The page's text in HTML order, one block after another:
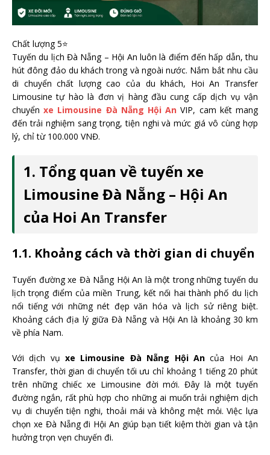
Chất lượng 5⭐
Tuyến du lịch Đà Nẵng – Hội An luôn là điểm đến hấp dẫn, thu
hút đông đảo du khách trong và ngoài nước. Nắm bắt nhu cầu
di chuyển chất lượng cao của du khách, Hoi An Transfer
Limousine tự hào là đơn vị hàng đầu cung cấp dịch vụ vận
chuyểnxe Limousine Đà Nẵng Hội An VIP, cam kết mang
đến trải nghiệm sang trọng, tiện nghi và mức giá vô cùng hợp
lý, chỉ từ 100.000 VNĐ.
1. Tổng quan về tuyến xe
Limousine Đà Nẵng – Hội An
của Hoi An Transfer
1.1. Khoảng cách và thời gian di chuyển
Tuyến đường xe Đà Nẵng Hội An là một trong những tuyến du
lịch trọng điểm của miền Trung, kết nối hai thành phố du lịch
nổi tiếng với những nét đẹp văn hóa và lịch sử riêng biệt.
Khoảng cách địa lý giữa Đà Nẵng và Hội An là khoảng 30 km
về phía Nam.
Với dịch vụxe Limousine Đà Nẵng Hội Ancủa Hoi An
Transfer, thời gian di chuyển tối ưu chỉ khoảng 1 tiếng 20 phút
trên những chiếc xe Limousine đời mới. Đây là một tuyến
đường ngắn, rất phù hợp cho những ai muốn trải nghiệm dịch
vụ di chuyển tiện nghi, thoải mái và không mệt mỏi. Việc lựa
chọn xe Đà Nẵng đi Hội An giúp bạn tiết kiệm thời gian và tận
hưởng trọn vẹn chuyến đi.